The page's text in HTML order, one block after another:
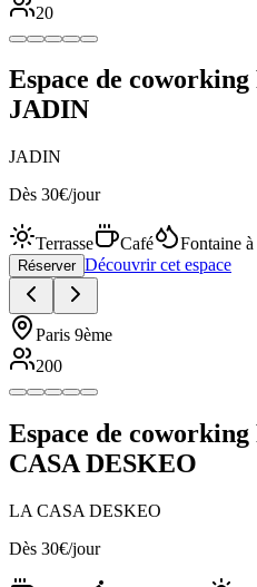
20
Espace de coworking
JADIN
JADIN
Dès 30€/jour
Terrasse Café Fontaine à
Réserver Découvrir cet espace
Paris 9ème
200
Espace de
CASA DESKEO
LA CASA DESKEO
Dès 30€/jour